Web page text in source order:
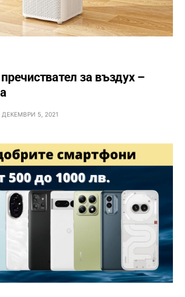
за въздух –
ДЕКЕМВРИ 5, 2021